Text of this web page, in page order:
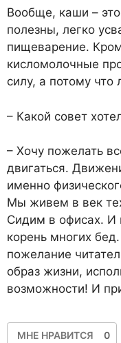
Вообще, каши –
полезны, легко
пищеварение.
кисломолочные
силу, а потому
– Какой совет
– Хочу пожелать
двигаться.
именно
Мы живем в век
Сидим в офисах. И
корень многих
пожелание
образ жизни,
возможности! И
МНЕ НРАВИТСЯ 0